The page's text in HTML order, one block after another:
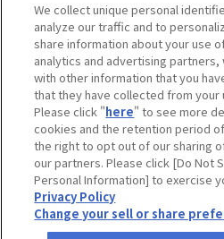
個人情報の取り扱いについて
会員優待サービスの提携をご検
JAFホームページ
© JAPAN AUTOMOBILE
We collect unique personal
analyze our traffic and to
share information about your use
analytics and advertising partners,
with other information that you
that they have collected from
Please click "here" to see more
cookies and the retention period
the right to opt out of our sharing
our partners. Please click [Do Not
Personal Information] to exercise
Privacy Policy
Change your sell or share